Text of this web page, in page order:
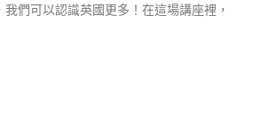
們可以認識英國更多！在這場講座裡，